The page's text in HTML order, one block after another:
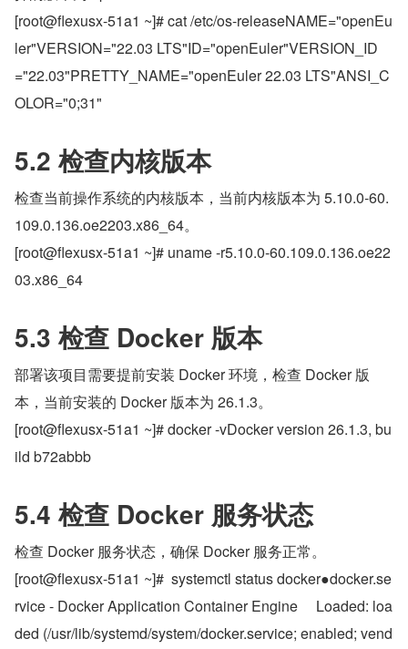
[root@flexusx-51a1 ~]# cat /etc/os-releaseNAME="openEu
ler"VERSION="22.03 LTS"ID="openEuler"VERSION_ID
="22.03"PRETTY_NAME="openEuler 22.03 LTS"ANSI_C
OLOR="0;31"
5.2 检查内核版本
检查当前操作系统的内核版本，当前内核版本为 5.10.0-60.
109.0.136.oe2203.x86_64。
[root@flexusx-51a1 ~]# uname -r5.10.0-60.109.0.136.oe22
03.x86_64
5.3 检查 Docker 版本
部署该项目需要提前安装 Docker 环境，检查 Docker 版
本，当前安装的 Docker 版本为 26.1.3。
[root@flexusx-51a1 ~]# docker -vDocker version 26.1.3, bu
ild b72abbb
5.4 检查 Docker 服务状态
检查 Docker 服务状态，确保 Docker 服务正常。
[root@flexusx-51a1 ~]#  systemctl status docker●docker.se
rvice - Docker Application Container Engine     Loaded: loa
ded (/usr/lib/systemd/system/docker.service; enabled; vend